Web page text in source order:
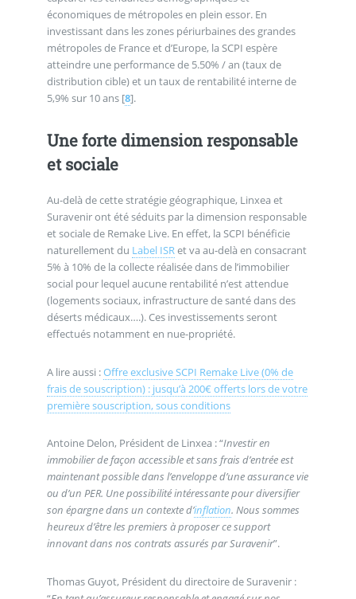
économiques de métropoles en plein essor. En
investissant dans les zones périurbaines des grandes
métropoles de France et d’Europe, la SCPI espère
atteindre une performance de 5.50% / an (taux de
distribution cible) et un taux de rentabilité interne de
5,9% sur 10 ans[8].
Une forte dimension responsable
et sociale
Au-delà de cette stratégie géographique, Linxea et
Suravenir ont été séduits par la dimension responsable
et sociale de Remake Live. En effet, la SCPI bénéficie
naturellement du Label ISRet va au-delà en consacrant
5% à 10% de la collecte réalisée dans de l’immobilier
social pour lequel aucune rentabilité n’est attendue
(logements sociaux, infrastructure de santé dans des
déserts médicaux….). Ces investissements seront
effectués notamment en nue-propriété.
A lire aussi :Offre exclusive SCPI Remake Live (0% de
frais de souscription) : jusqu’à 200€ offerts lors de votre
première souscription, sous conditions
Antoine Delon, Président de Linxea : “Investir en
immobilier de façon accessible et sans frais d’entrée est
maintenant possible dans l’enveloppe d’une assurance vie
ou d’un PER. Une possibilité intéressante pour diversifier
son épargne dans un contexte d’inflation. Nous sommes
heureux d’être les premiers à proposer ce support
innovant dans nos contrats assurés par Suravenir”.
Thomas Guyot, Président du directoire de Suravenir :